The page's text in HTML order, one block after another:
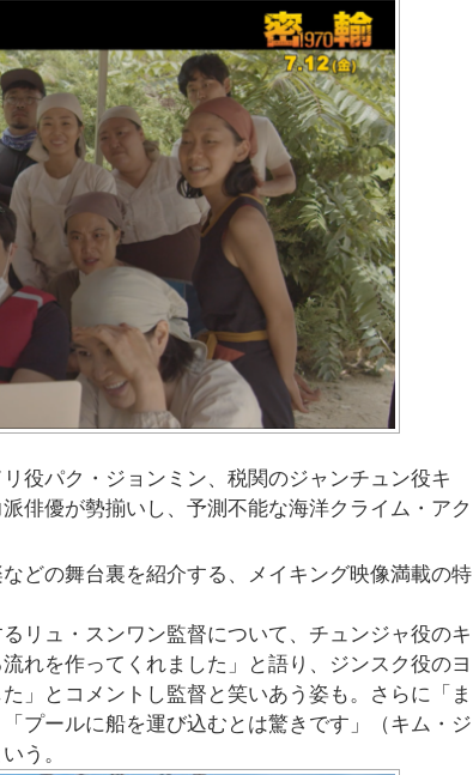
役パク・ジョンミン、税関のジャンチュン役キ
俳優が勢揃いし、予測不能な海洋クライム・アク
どの舞台裏を紹介する、メイキング映像満載の特
リュ・スンワン監督について、チュンジャ役のキ
れを作ってくれました」と語り、ジンスク役のヨ
」とコメントし監督と笑いあう姿も。さらに「ま
プールに船を運び込むとは驚きです」（キム・ジ
う。